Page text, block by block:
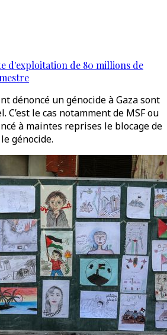
d'exploitation de 80 millions de
dénoncé un génocide à Gaza sont
C’est le cas notamment de MSF ou
à maintes reprises le blocage de
génocide.